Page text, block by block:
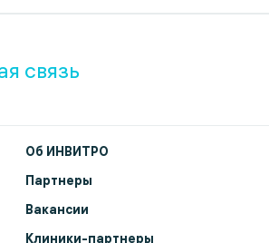
связь
Об ИНВИТРО
Партнеры
Вакансии
Клиники-партнеры